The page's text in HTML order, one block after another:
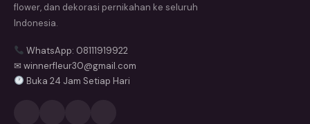
flower, dan dekorasi pernikahan ke seluruh
Indonesia.
WhatsApp: 08111919922
✉ winnerfleur30@gmail.com
Buka 24 Jam Setiap Hari